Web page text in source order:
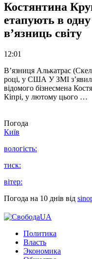
Костянтина
етапують в
в’язниць світу
12:01
В’язниця Алькатрас
році, у США У ЗМІ
відомого бізнесмена
Кіпрі, у лютому цього …
Погода
Київ
вологість:
тиск:
вітер:
Погода на 10 днів від
Политика
Власть
Экономика